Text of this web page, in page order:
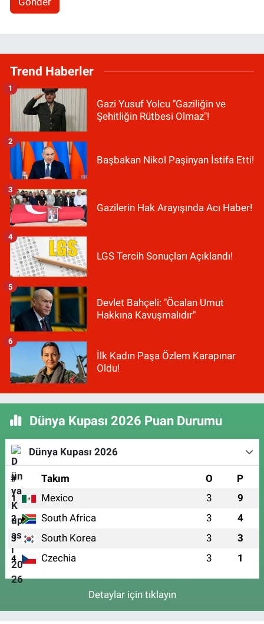
Trend Haberler
Gazi Yusuf Yolcu "Gaziliğin ve
Şehitliğin Rütbesi Olmaz"!
1
Başbakan Nikol Paşinyan İstifa Etti!
2
Gazilerin Hak Arayışında Acı Haber!
3
LGS Tercih Sonuçları Açıklandı!
4
Devlet Bahçeli: "Öcalan Umut
Hakkına Kavuşmalıdır"
5
İlk Kadın Paşa Özlem Karapınar
Oldu!
6
Dünya Kupası 2026 Puan Durumu
Dünya Kupası 2026
# Takım O P
1 Mexico 3 9
2 South Africa 3 4
3 South Korea 3 3
4 Czechia 3 1
Detaylar için tıklayın